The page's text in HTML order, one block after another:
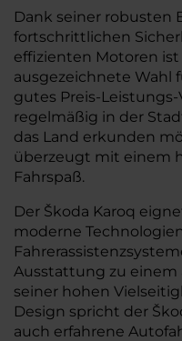
Dank seiner robusten
fortschrittlichen
effizienten Motoren ist
ausgezeichnete Wahl
gutes Preis-Leistungs-
regelmäßig in der
das Land erkunden
überzeugt mit einem
Fahrspaß.
Der Škoda Karoq
moderne
Ausstattung zu einem
seiner hohen
Design spricht der
auch erfahrene